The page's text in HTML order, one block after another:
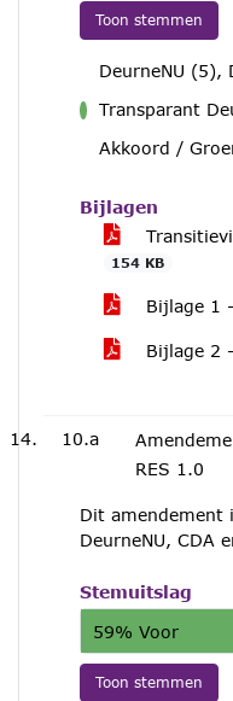
Toon stemmen
DeurneNU (5),
Transparant
Akkoord /
Bijlagen
154 KB
Bijlage 1
Bijlage 2
10.a
RES 1.0
Dit amendement
DeurneNU, CDA
Stemuitslag
59% Voor
Toon stemmen